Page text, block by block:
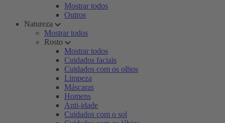
Mostrar todos
Outros
Natureza
Mostrar todos
Rosto
Mostrar todos
Cuidados faciais
Cuidados com os olhos
Limpeza
Máscaras
Homens
Anti-idade
Cuidados com o sol